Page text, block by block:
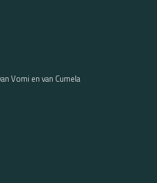
Vomi en van Cumela